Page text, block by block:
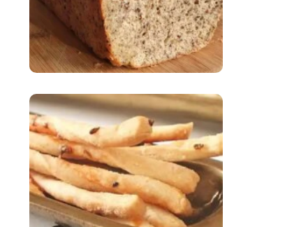
Comer Bem:
Palitinhos De Cebola
E Salsa